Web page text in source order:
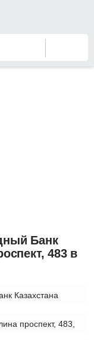
Банк
483 в
Казахстана
проспект, 483,